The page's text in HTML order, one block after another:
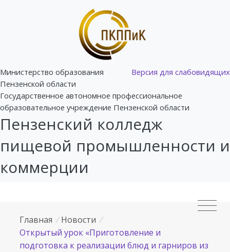
Версия для слабовидящих
Министерство образования
Пензенской области
Государственное автономное профессиональное
образовательное учреждение Пензенской области
Пензенский колледж
пищевой промышленности и
коммерции
Главная / Новости /
Открытый урок «Приготовление и
подготовка к реализации блюд и гарниров из